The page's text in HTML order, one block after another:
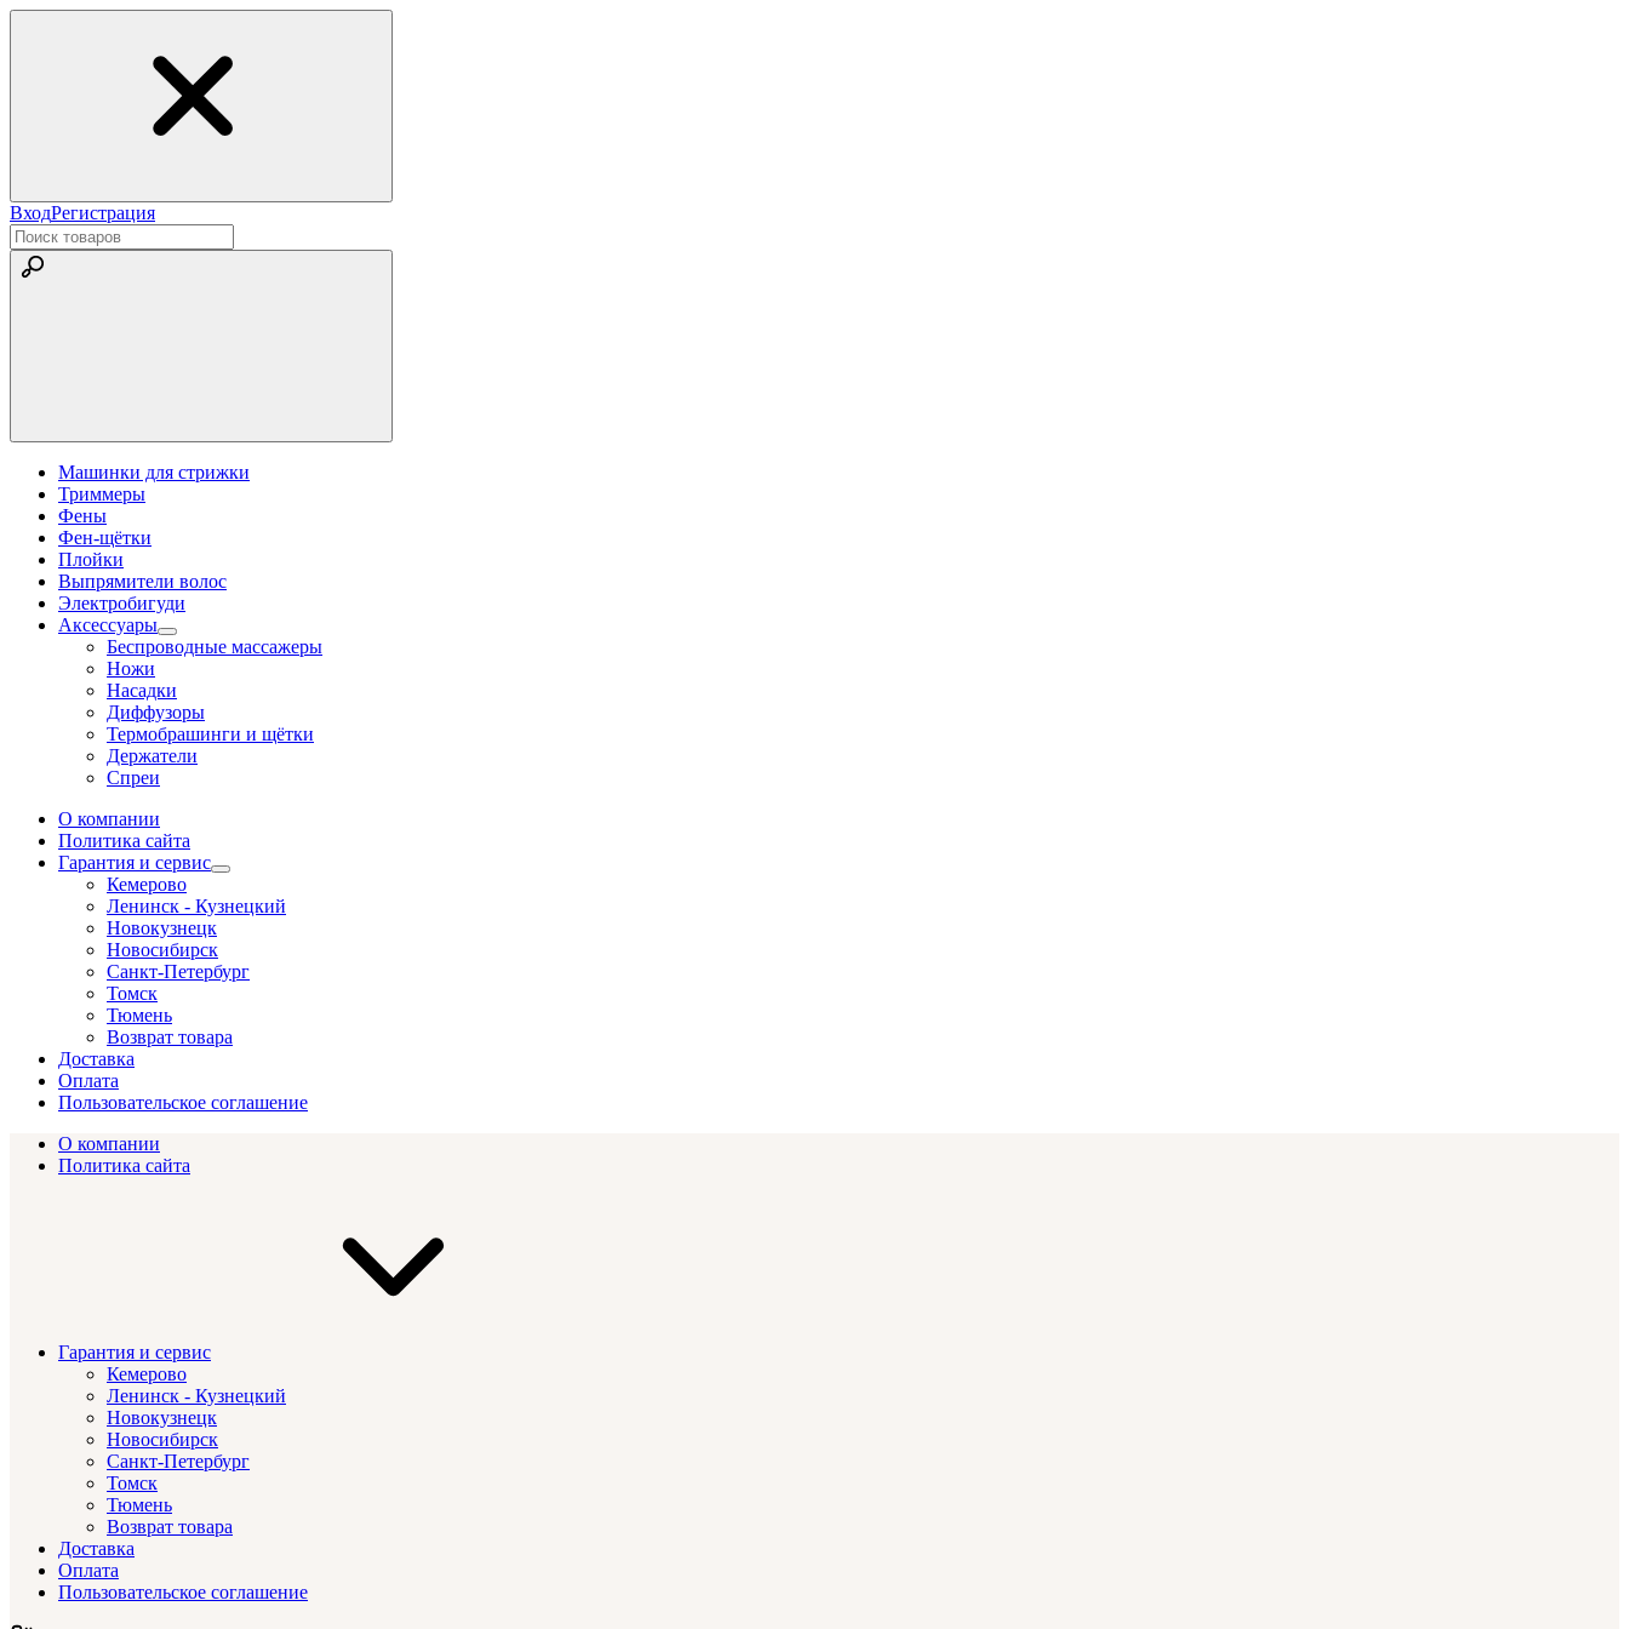
ВходРегистрация
Машинки для стрижки
Триммеры
Фены
Фен-щётки
Плойки
Выпрямители волос
Электробигуди
Аксессуары
Беспроводные массажеры
Ножи
Насадки
Диффузоры
Термобрашинги и щётки
Держатели
Спреи
О компании
Политика сайта
Гарантия и сервис
Кемерово
Ленинск - Кузнецкий
Новокузнецк
Новосибирск
Санкт-Петербург
Томск
Тюмень
Возврат товара
Доставка
Оплата
Пользовательское соглашение
О компании
Политика сайта
Гарантия и сервис
Кемерово
Ленинск - Кузнецкий
Новокузнецк
Новосибирск
Санкт-Петербург
Томск
Тюмень
Возврат товара
Доставка
Оплата
Пользовательское соглашение